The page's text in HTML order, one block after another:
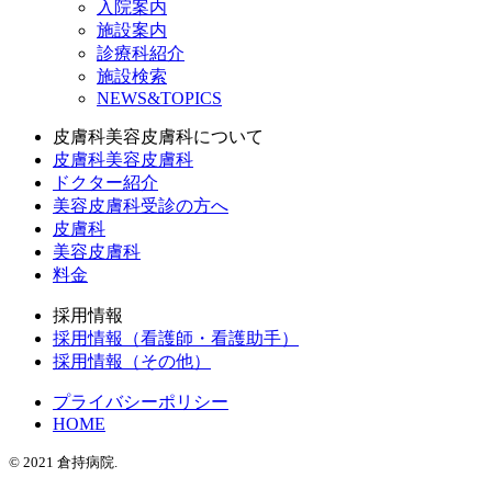
入院案内
施設案内
診療科紹介
施設検索
NEWS&TOPICS
皮膚科美容皮膚科について
皮膚科美容皮膚科
ドクター紹介
美容皮膚科受診の方へ
皮膚科
美容皮膚科
料金
採用情報
採用情報（看護師・看護助手）
採用情報（その他）
プライバシーポリシー
HOME
© 2021 倉持病院.